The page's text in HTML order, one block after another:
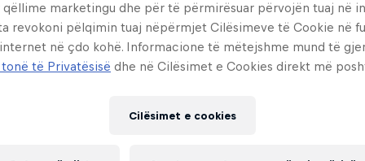
house, techno and disco such as Âme
RBMA graduates Jackmaster, Desto
Elsewhere, Flow offers you the
such as Kraftwerk, Public Enemy,
Valentine and Godspeed You! Black
include Hudson Mohawke,
marketingu dhe për të përmirësuar përvojën tuaj në
revokoni pëlqimin tuaj nëpërmjet Cilësimeve të Cookie në
në çdo kohë. Informacione të mëtejshme mund të
të Privatësisë dhe në Cilësimet e Cookies direkt më
Cilësimet e cookies